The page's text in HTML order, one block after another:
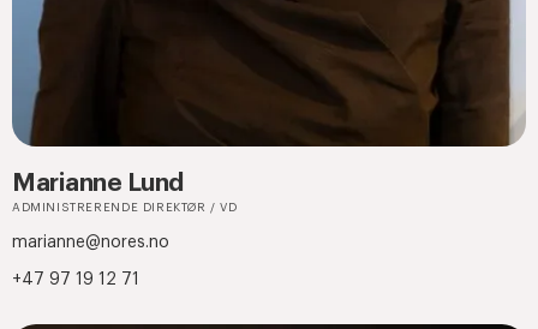
Marianne Lund
ADMINISTRERENDE DIREKTØR / VD
marianne@nores.no
+47 97 19 12 71